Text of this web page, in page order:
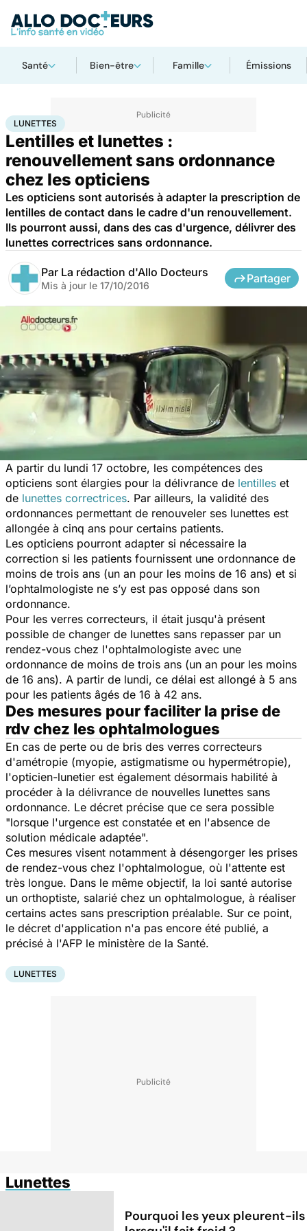
Santé Bien-être Famille Émissions
AccueilSanté Lunettes
LUNETTES
Lentilles et lunettes :
renouvellement sans ordonnance
chez les opticiens
Les opticiens sont autorisés à adapter la prescription de
lentilles de contact dans le cadre d'un renouvellement.
Ils pourront aussi, dans des cas d'urgence, délivrer des
lunettes correctrices sans ordonnance.
Par La rédaction d'Allo Docteurs
Mis à jour le 17/10/2016
Partager
A partir du lundi 17 octobre, les compétences des
opticiens sont élargies pour la délivrance de lentilles et
de lunettes correctrices. Par ailleurs, la validité des
ordonnances permettant de renouveler ses lunettes est
allongée à cinq ans pour certains patients.
Les opticiens pourront adapter si nécessaire la
correction si les patients fournissent une ordonnance de
moins de trois ans (un an pour les moins de 16 ans) et si
l’ophtalmologiste ne s’y est pas opposé dans son
ordonnance.
Pour les verres correcteurs, il était jusqu'à présent
possible de changer de lunettes sans repasser par un
rendez-vous chez l'ophtalmologiste avec une
ordonnance de moins de trois ans (un an pour les moins
de 16 ans). A partir de lundi, ce délai est allongé à 5 ans
pour les patients âgés de 16 à 42 ans.
Des mesures pour faciliter la prise de
rdv chez les ophtalmologues
En cas de perte ou de bris des verres correcteurs
d'amétropie (myopie, astigmatisme ou hypermétropie),
l'opticien-lunetier est également désormais habilité à
procéder à la délivrance de nouvelles lunettes sans
ordonnance. Le décret précise que ce sera possible
"lorsque l'urgence est constatée et en l'absence de
solution médicale adaptée".
Ces mesures visent notamment à désengorger les prises
de rendez-vous chez l'ophtalmologue, où l'attente est
très longue. Dans le même objectif, la loi santé autorise
un orthoptiste, salarié chez un ophtalmologue, à réaliser
certains actes sans prescription préalable. Sur ce point,
le décret d'application n'a pas encore été publié, a
précisé à l'AFP le ministère de la Santé.
LUNETTES
Lunettes
Pourquoi les yeux pleurent-ils